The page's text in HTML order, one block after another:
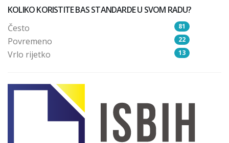
KOLIKO KORISTITE BAS STANDARDE U SVOM RADU?
Često
81
Povremeno 22
Vrlo rijetko 13